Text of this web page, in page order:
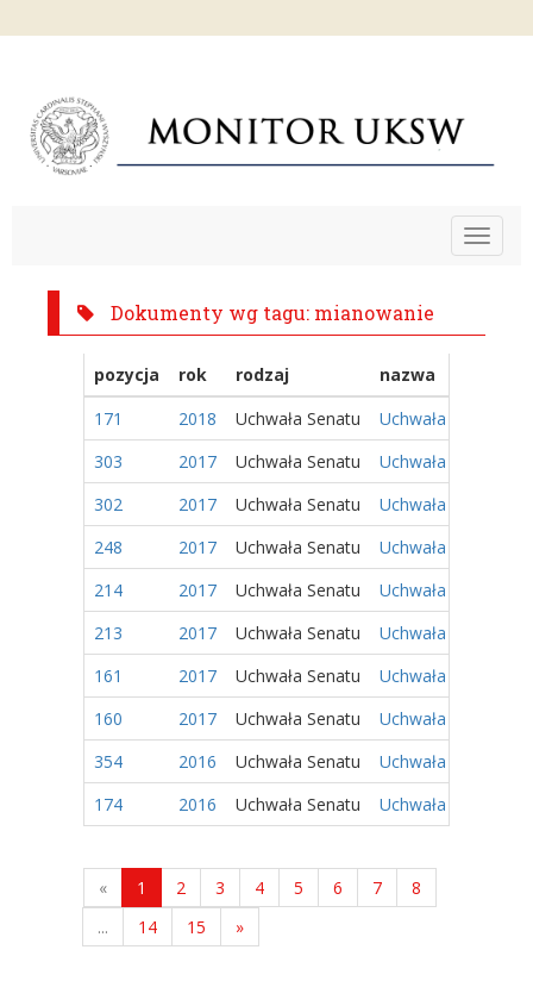
Toggle
Dokumenty wg tagu: mianowanie
pozycja rok rodzaj
nazwa
171
2018 Uchwała Senatu
Uchwała Nr 75/
303
2017 Uchwała Senatu
Uchwała Nr 113/
302
2017 Uchwała Senatu
Uchwała Nr 112/
248
2017 Uchwała Senatu
Uchwała Nr 90/
214
2017 Uchwała Senatu
Uchwała Nr 74/
213
2017 Uchwała Senatu
Uchwała Nr 73/
161
2017 Uchwała Senatu
Uchwała Nr 54/
160
2017 Uchwała Senatu
Uchwała Nr 53/
354
2016 Uchwała Senatu
Uchwała Nr 175/
174
2016 Uchwała Senatu Uchwała Nr 74/
« 1 2 3 4 5 6 7
8
...
14 15 »